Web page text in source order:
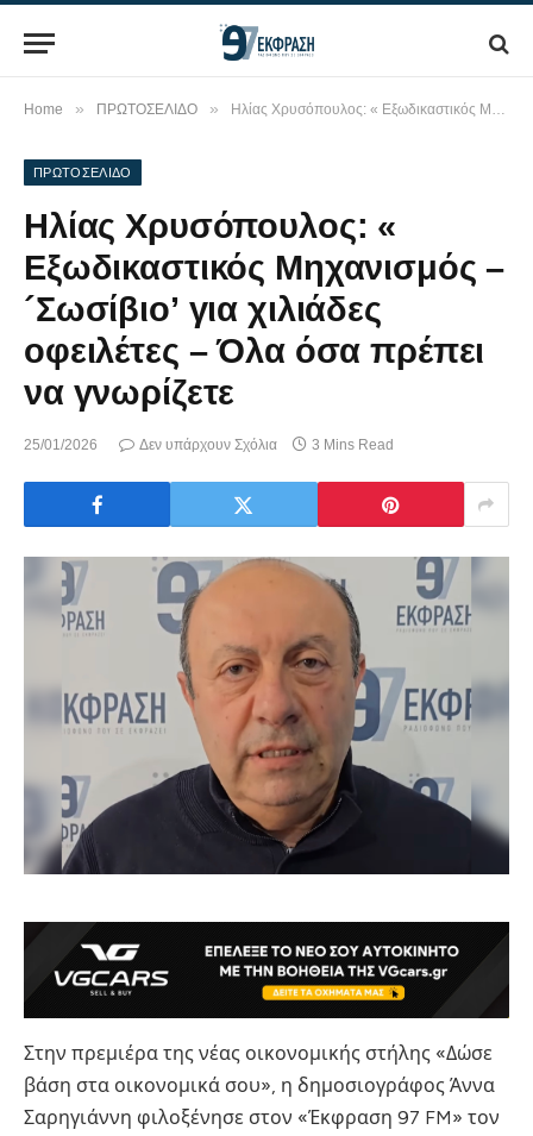
Home » ΠΡΩΤΟΣΕΛΙΔΟ » Ηλίας Χρυσόπουλος: « Εξωδικαστικός Μηχανισμός – ´Σωσίβιο’ για χιλιάδες οφειλέτες – Όλα όσα πρέπει να γνωρίζετε
ΠΡΩΤΟΣΕΛΙΔΟ
Ηλίας Χρυσόπουλος: «
Εξωδικαστικός Μηχανισμός –
´Σωσίβιο’ για χιλιάδες
οφειλέτες – Όλα όσα πρέπει
να γνωρίζετε
25/01/2026 Δεν υπάρχουν Σχόλια 3 Mins Read
Στην πρεμιέρα της νέας οικονομικής στήλης «Δώσε
βάση στα οικονομικά σου», η δημοσιογράφος Άννα
Σαρηγιάννη φιλοξένησε στον «Έκφραση 97 FM» τον